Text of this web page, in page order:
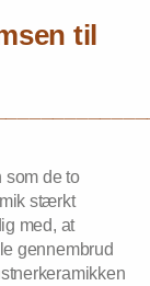
til
som de to
stærkt
med, at
gennembrud